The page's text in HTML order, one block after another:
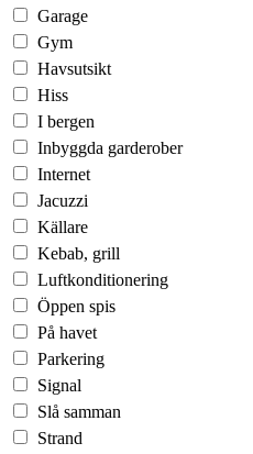
Garage
Gym
Havsutsikt
Hiss
I bergen
Inbyggda garderober
Internet
Jacuzzi
Källare
Kebab, grill
Luftkonditionering
Öppen spis
På havet
Parkering
Signal
Slå samman
Strand